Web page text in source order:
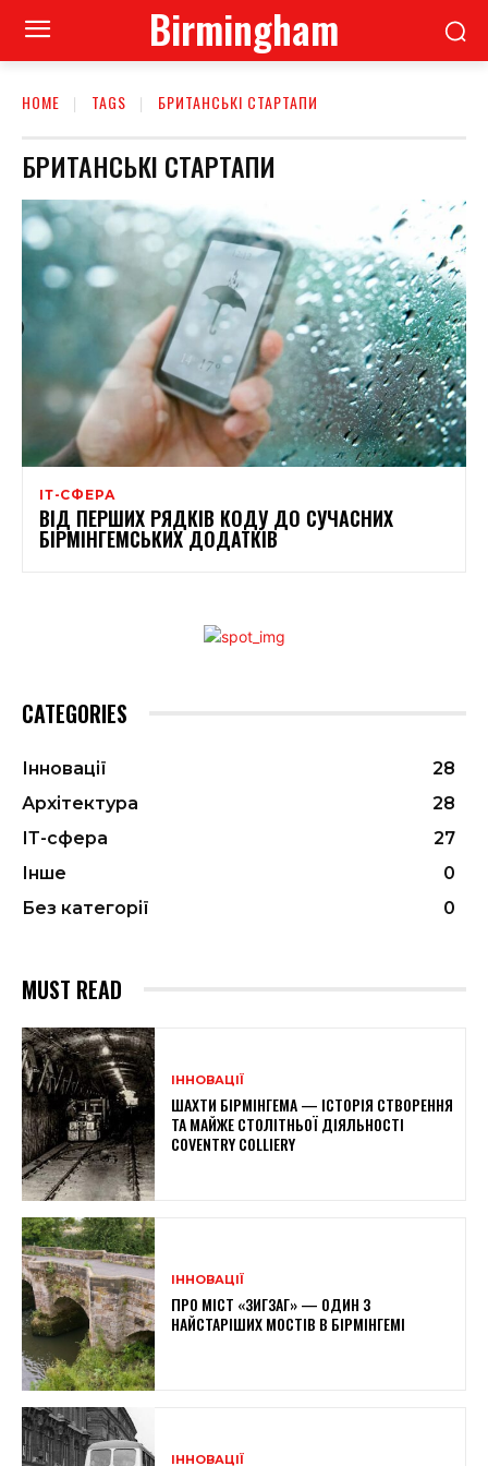
Birmingham
HOME TAGS БРИТАНСЬКІ СТАРТАПИ
БРИТАНСЬКІ СТАРТАПИ
ІТ-СФЕРА
ВІД ПЕРШИХ РЯДКІВ КОДУ ДО СУЧАСНИХ
БІРМІНГЕМСЬКИХ ДОДАТКІВ
CATEGORIES
Інновації
28
Архітектура
28
ІТ-сфера
27
Інше
0
Без категорії
0
MUST READ
ІННОВАЦІЇ
ШАХТИ БІРМІНГЕМА — ІСТОРІЯ СТВОРЕННЯ
ТА МАЙЖЕ СТОЛІТНЬОЇ ДІЯЛЬНОСТІ
COVENTRY COLLIERY
ІННОВАЦІЇ
ПРО МІСТ «ЗИГЗАГ» — ОДИН З
НАЙСТАРІШИХ МОСТІВ В БІРМІНГЕМІ
ІННОВАЦІЇ